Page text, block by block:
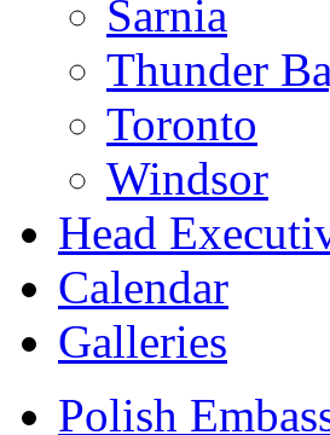
Sarnia
Thunder
Toronto
Windsor
Head
Calendar
Galleries
Polish